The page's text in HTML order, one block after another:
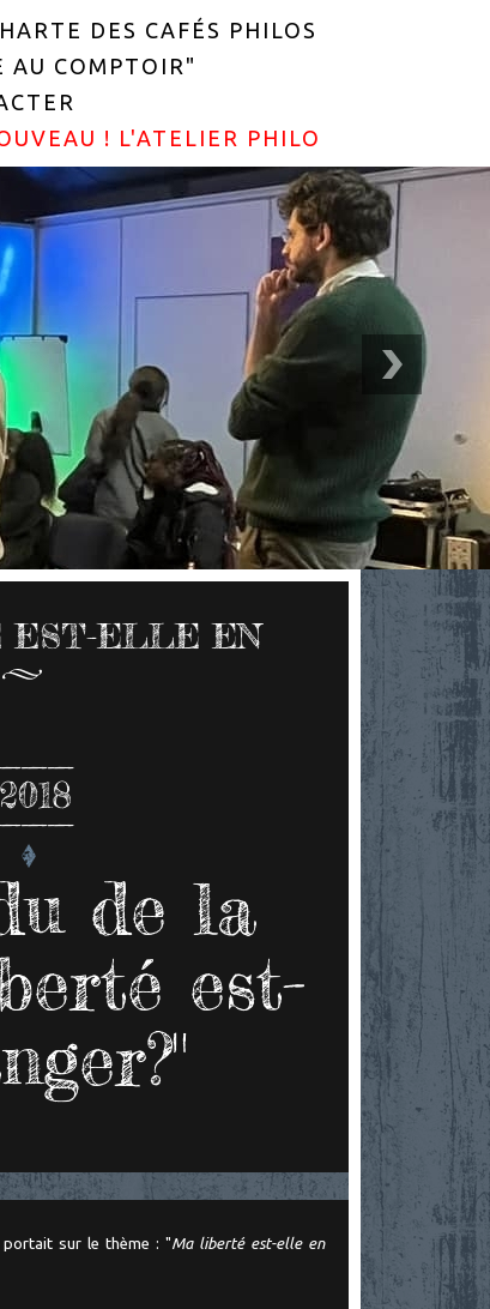
DES CAFÉS PHILOS
AU COMPTOIR"
! L'ATELIER PHILO
EST-ELLE EN
de la
est-
portait sur le thème : "Ma liberté est-elle en